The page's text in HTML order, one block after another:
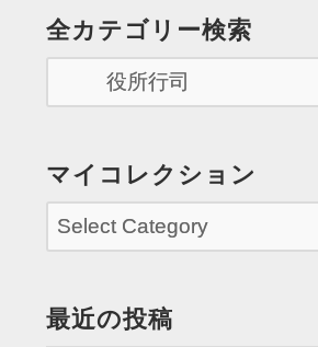
検
を
受
の
ペ
ー
送
り
全カテゴリー検索
マイコレクション
最近の投稿